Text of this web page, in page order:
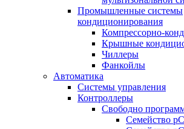
Промышленные системы
кондиционирования
Компрессорно-
Крышные
Чиллеры
Фанкойлы
Автоматика
Системы управления
Контроллеры
Свободно
Семейство